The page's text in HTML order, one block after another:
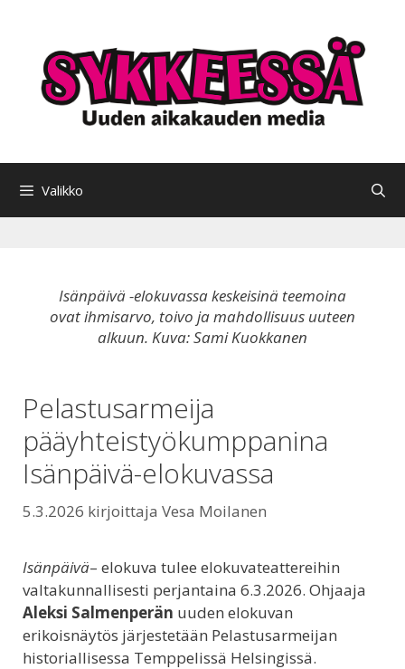
Valikko
Isänpäivä -elokuvassa keskeisinä teemoina
ovat ihmisarvo, toivo ja mahdollisuus uuteen
alkuun. Kuva: Sami Kuokkanen
Pelastusarmeija
pääyhteistyökumppanina
Isänpäivä-elokuvassa
5.3.2026 kirjoittaja Vesa Moilanen
Isänpäivä– elokuva tulee elokuvateattereihin
valtakunnallisesti perjantaina 6.3.2026. Ohjaaja
Aleksi Salmenperän uuden elokuvan
erikoisnäytös järjestetään Pelastusarmeijan
historiallisessa Temppelissä Helsingissä.